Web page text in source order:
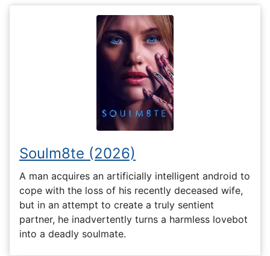
Soulm8te (2026)
A man acquires an artificially intelligent android to
cope with the loss of his recently deceased wife,
but in an attempt to create a truly sentient
partner, he inadvertently turns a harmless lovebot
into a deadly soulmate.